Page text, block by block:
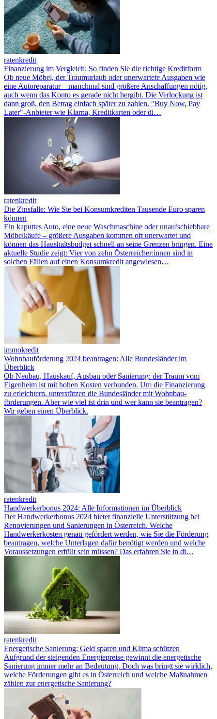
ratenkredit
Finanzierung im Vergleich: So finden Sie die richtige Kreditform
Ob neue Möbel, der Traumurlaub oder unerwartete Ausgaben wie
eine Autoreparatur – manchmal sind größere Anschaffungen nötig,
auch wenn das Konto es gerade nicht hergibt. Die Verlockung ist
dann groß, den Betrag einfach später zu zahlen. "Buy Now, Pay
Later"-Anbieter wie Klarna, Kreditkarten oder di…
ratenkredit
Die Zinsfalle: Wie Sie bei Konsumkrediten Tausende Euro sparen
können
Ein kaputtes Auto, eine neue Waschmaschine oder unaufschiebbare
Möbelkäufe – größere Ausgaben kommen oft unerwartet und
können das Haushaltsbudget schnell an seine Grenzen bringen. Eine
aktuelle Studie zeigt: Vier von zehn Österreicher:innen sind in
solchen Fällen auf einen Konsumkredit angewiesen…
immokredit
Wohnbauförderung 2024 beantragen: Alle Bundesländer im
Überblick
Ob Neubau, Hauskauf, Ausbau oder Sanierung: der Traum vom
Eigenheim ist mit hohen Kosten verbunden. Um die Finanzierung
zu erleichtern, unterstützen die Bundesländer mit Wohnbau­
förderungen. Aber wie viel ist drin und wer kann sie beantragen?
Wir geben einen Überblick.
ratenkredit
Handwerkerbonus 2024: Alle Informationen im Überblick
Der Handwerkerbonus 2024 bietet finanzielle Unterstützung bei
Renovierungen und Sanierungen in Österreich. Welche
Handwerkerkosten genau gefördert werden, wie Sie die Förderung
beantragen, welche Unterlagen dafür benötigt werden und welche
Voraussetzungen erfüllt sein müssen? Das erfahren Sie in di…
ratenkredit
Energetische Sanierung: Geld sparen und Klima schützen
Aufgrund der steigenden Energiepreise gewinnt die energetische
Sanierung immer mehr an Bedeutung. Doch was bringt sie wirklich,
welche Förderungen gibt es in Österreich und welche Maßnahmen
zählen zur energetische Sanierung?